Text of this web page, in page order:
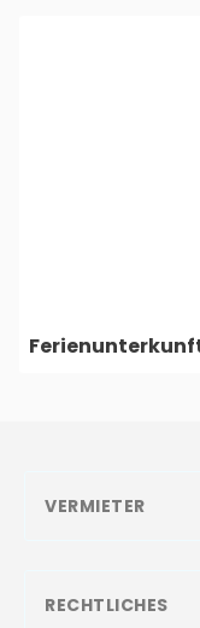
VERMIETER
RECHTLICHES